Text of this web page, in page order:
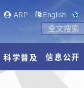
ARP English
科学普及 信息公开